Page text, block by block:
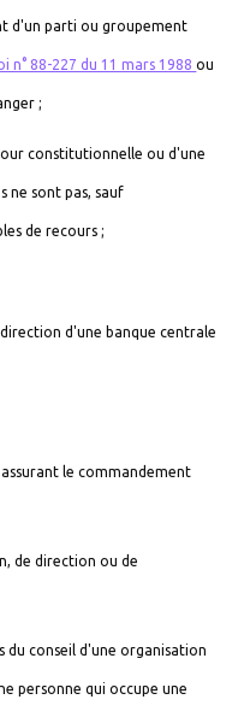
d'un parti ou groupement
n° 88-227 du 11 mars 1988ou
;
constitutionnelle ou d'une
ne sont pas, sauf
de recours ;
d'une banque centrale
le commandement
de direction ou de
du conseil d'une organisation
personne qui occupe une